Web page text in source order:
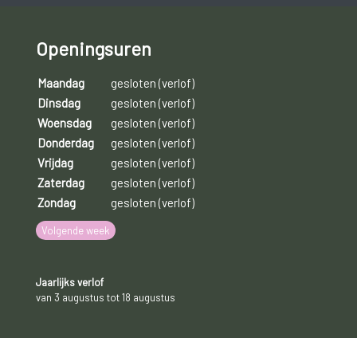
Openingsuren
Maandag
gesloten (verlof)
Dinsdag
gesloten (verlof)
Woensdag
gesloten (verlof)
Donderdag
gesloten (verlof)
Vrijdag
gesloten (verlof)
Zaterdag
gesloten (verlof)
Zondag
gesloten (verlof)
Volgende week
Jaarlijks verlof
van 3 augustus tot 18 augustus